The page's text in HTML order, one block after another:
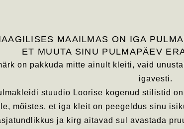
MAAILMAS ON IGA
ET MUUTA SINU PULMAPÄEV
on pakkuda mitte ainult kleiti, vaid
igavesti.
stuudio Loorise kogenud stilistid
mõistes, et iga kleit on peegeldus sinu
ja kirg aitavad sul avastada